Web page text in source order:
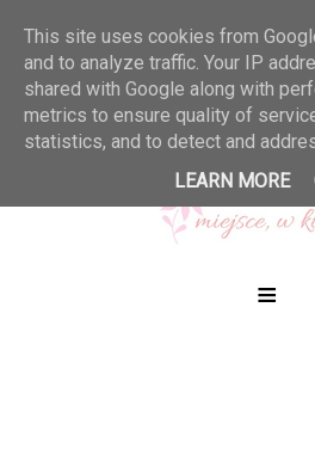
≡
This site uses cookies from
and to analyze traffic. Your IP
shared with Google along with
metrics to ensure quality of
statistics, and to detect and
LEARN MORE